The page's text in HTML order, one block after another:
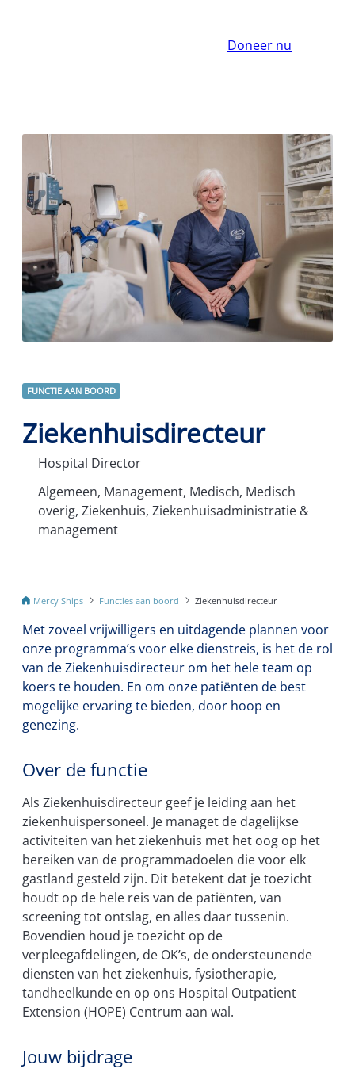
Doneer nu
FUNCTIE AAN BOORD
Ziekenhuisdirecteur
Hospital Director
Algemeen, Management, Medisch, Medisch
overig, Ziekenhuis, Ziekenhuisadministratie &
management
Mercy Ships Functies aan boord Ziekenhuisdirecteur
Met zoveel vrijwilligers en uitdagende plannen voor
onze programma’s voor elke dienstreis, is het de rol
van de Ziekenhuisdirecteur om het hele team op
koers te houden. En om onze patiënten de best
mogelijke ervaring te bieden, door hoop en
genezing.
Over de functie
Als Ziekenhuisdirecteur geef je leiding aan het
ziekenhuispersoneel. Je managet de dagelijkse
activiteiten van het ziekenhuis met het oog op het
bereiken van de programmadoelen die voor elk
gastland gesteld zijn. Dit betekent dat je toezicht
houdt op de hele reis van de patiënten, van
screening tot ontslag, en alles daar tussenin.
Bovendien houd je toezicht op de
verpleegafdelingen, de OK’s, de ondersteunende
diensten van het ziekenhuis, fysiotherapie,
tandheelkunde en op ons Hospital Outpatient
Extension (HOPE) Centrum aan wal.
Jouw bijdrage